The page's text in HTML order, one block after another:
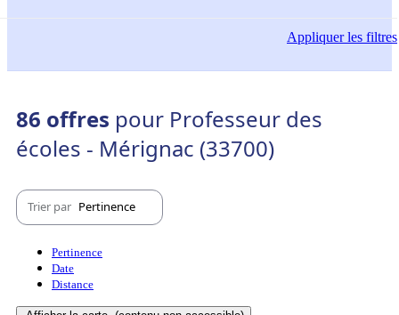
Appliquerles filtres
86 offres pour Professeur des
écoles - Mérignac (33700)
Trier par Pertinence
Pertinence
Date
Distance